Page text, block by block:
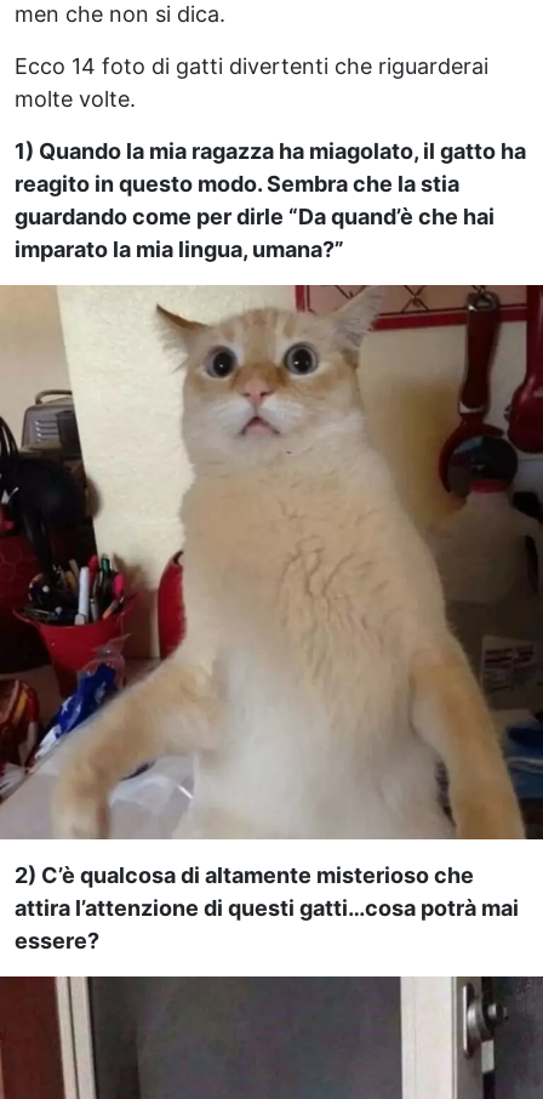
men che non si dica.
Ecco 14 foto di gatti divertenti che riguarderai
molte volte.
1) Quando la mia ragazza ha miagolato, il gatto ha
reagito in questo modo. Sembra che la stia
guardando come per dirle “Da quand’è che hai
imparato la mia lingua, umana?”
2) C’è qualcosa di altamente misterioso che
attira l’attenzione di questi gatti…cosa potrà mai
essere?